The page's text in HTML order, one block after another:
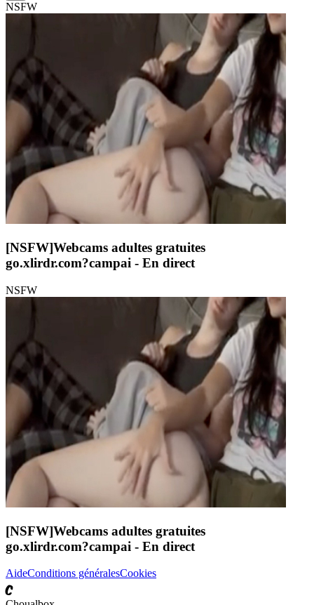
NSFW
[NSFW]Webcams adultes gratuites
go.xlirdr.com?campai - En direct
NSFW
[NSFW]Webcams adultes gratuites
go.xlirdr.com?campai - En direct
AideConditions généralesCookies
C